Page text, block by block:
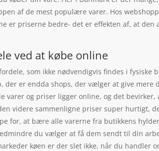
af de mest populære varer. Hos
er priserne bedre- det er effekten af, at den
ved at købe online
som ikke nødvendigvis findes i fysiske
der er endda shops, der vælger at give
varer og priser ligger online, og det
videre sammenligne priser super hurtigt,
for, at bære alle varerne fra butikkens
du vælger at få dem sendt til din
køen er der slet ikke, når du handler